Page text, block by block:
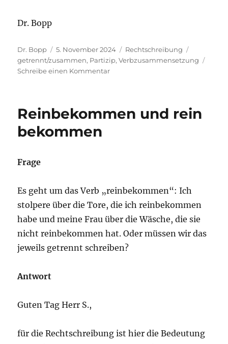
Dr. Bopp
Autor
Dr. Bopp
Veröffentlicht
am
5. November 2024 Kategorien
Rechtschreibung
getrennt/zusammen, Partizip,Verbzusammensetzung
Schreibe einen Kommentarzu
gehende
Reinbekommen und rein
bekommen
Frage
Es geht um das Verb „reinbekommen“: Ich
stolpere über die Tore, die ich reinbekommen
habe und meine Frau über die Wäsche, die sie
nicht reinbekommen hat. Oder müssen wir das
jeweils getrennt schreiben?
Antwort
Guten Tag Herr S.,
für die Rechtschreibung ist hier die Bedeutung